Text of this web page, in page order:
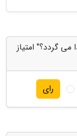
می گردد؟" امتیاز
رای